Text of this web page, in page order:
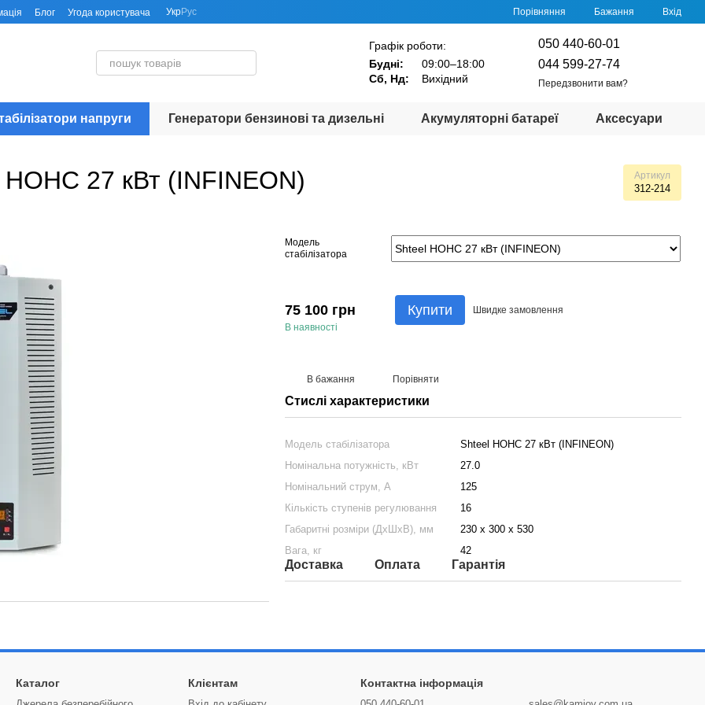
Блог Угода користувача УкрРус Порівняння Бажання Вхід
Графік роботи:
Будні:
09:00–18:00
Сб, Нд:
Вихідний
050 440-60-01
044 599-27-74
Передзвонити вам?
напруги Генератори бензинові та дизельні Акумуляторні батареї Аксесуари
НОНС 27 кВт (INFINEON) Артикул
312-214
Модель
стабілізатора
75 100 грн
В наявності
Купити Швидкезамовлення
В бажання Порівняти
Стислі характеристики
Модель стабілізатора
Shteel НОНС 27 кВт (INFINEON)
Номінальна потужність, кВт
27.0
Номінальний струм, А
125
Кількість ступенів регулювання
16
Габаритні розміри (ДхШхВ), мм
230 х 300 х 530
Вага, кг
42
Доставка Оплата Гарантія
Каталог Клієнтам Контактна інформація